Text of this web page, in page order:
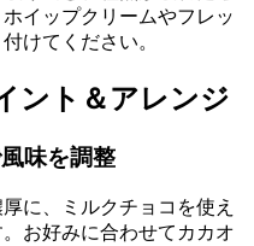
イップクリームやフレッ
けてください。
ント＆アレンジ
味を調整
に、ミルクチョコを使え
お好みに合わせてカカオ